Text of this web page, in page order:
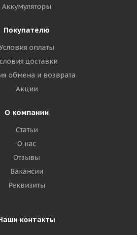
Аккумуляторы
Покупателю
оплаты
доставки
обмена и возврата
Акции
О компании
Статьи
О нас
Отзывы
Вакансии
Реквизиты
контакты